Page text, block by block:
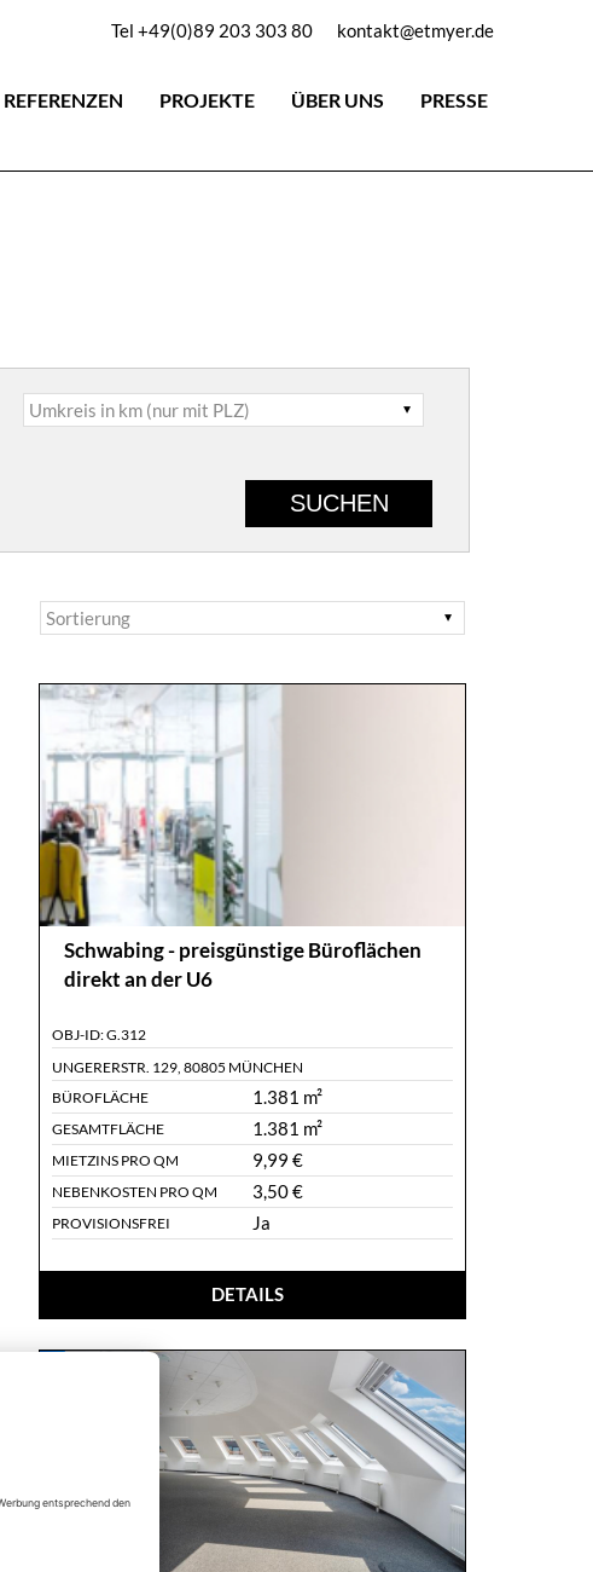
Tel +49(0)89 203 303 80 kontakt@etmyer.de
REFERENZEN PROJEKTE ÜBER UNS PRESSE
Schwabing - preisgünstige Büroflächen
direkt an der U6
OBJ-ID:G.312
UNGERERSTR. 129, 80805 MÜNCHEN
BÜROFLÄCHE
1.381 m²
GESAMTFLÄCHE 1.381 m²
MIETZINS PRO QM 9,99 €
NEBENKOSTEN PRO QM 3,50 €
PROVISIONSFREI Ja
DETAILS